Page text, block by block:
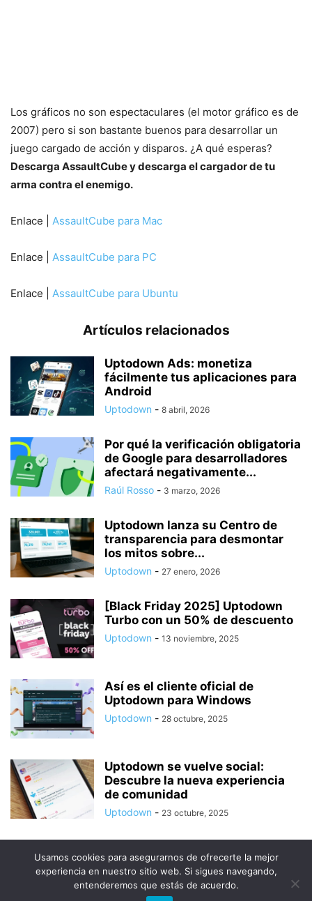
Los gráficos no son espectaculares (el motor gráfico es de
2007) pero si son bastante buenos para desarrollar un
juego cargado de acción y disparos. ¿A qué esperas?
Descarga AssaultCube y descarga el cargador de tu
arma contra el enemigo.
Enlace | AssaultCube para Mac
Enlace | AssaultCube para PC
Enlace | AssaultCube para Ubuntu
Artículos relacionados
Uptodown Ads: monetiza
fácilmente tus aplicaciones para
Android
Uptodown - 8 abril, 2026
Por qué la verificación obligatoria
de Google para desarrolladores
afectará negativamente...
Raúl Rosso - 3 marzo, 2026
Uptodown lanza su Centro de
transparencia para desmontar
los mitos sobre...
Uptodown - 27 enero, 2026
[Black Friday 2025] Uptodown
Turbo con un 50% de descuento
Uptodown - 13 noviembre, 2025
Así es el cliente oficial de
Uptodown para Windows
Uptodown - 28 octubre, 2025
Uptodown se vuelve social:
Descubre la nueva experiencia
de comunidad
Uptodown - 23 octubre, 2025
© Uptodown Technologies SL |
Usamos cookies para asegurarnos de ofrecerte la mejor
experiencia en nuestro sitio web. Si sigues navegando,
entenderemos que estás de acuerdo.